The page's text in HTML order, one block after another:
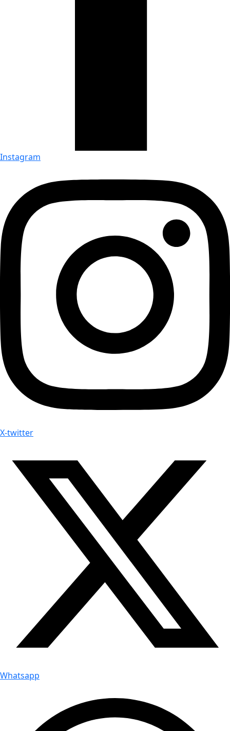
Instagram
X-twitter
Whatsapp